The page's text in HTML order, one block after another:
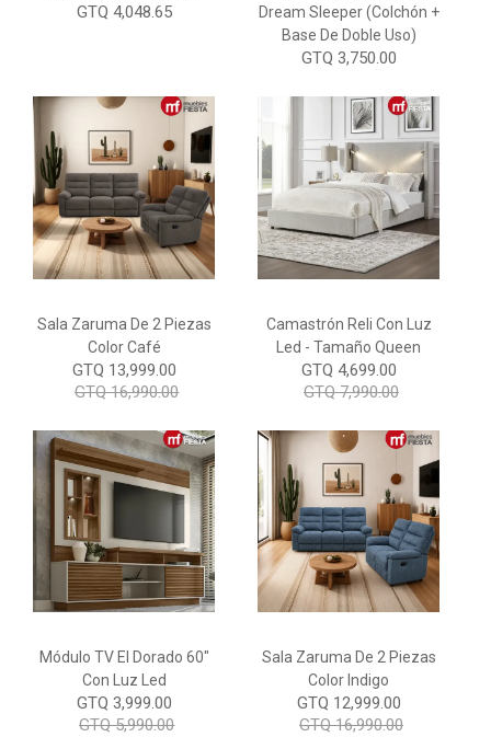
GTQ 4,048.65
Dream Sleeper (Colchón +
Base De Doble Uso)
GTQ 3,750.00
Sala Zaruma De 2 Piezas
Color Café
GTQ 13,999.00
GTQ 16,990.00
Camastrón Reli Con Luz
Led - Tamaño Queen
GTQ 4,699.00
GTQ 7,990.00
Módulo TV El Dorado 60"
Con Luz Led
GTQ 3,999.00
GTQ 5,990.00
Sala Zaruma De 2 Piezas
Color Indigo
GTQ 12,999.00
GTQ 16,990.00